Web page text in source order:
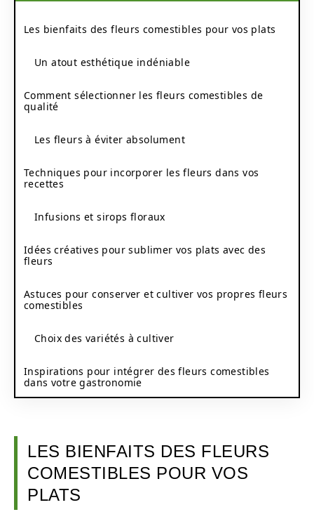
Les bienfaits des fleurs comestibles pour vos plats
Un atout esthétique indéniable
Comment sélectionner les fleurs comestibles de
qualité
Les fleurs à éviter absolument
Techniques pour incorporer les fleurs dans vos
recettes
Infusions et sirops floraux
Idées créatives pour sublimer vos plats avec des
fleurs
Astuces pour conserver et cultiver vos propres fleurs
comestibles
Choix des variétés à cultiver
Inspirations pour intégrer des fleurs comestibles
dans votre gastronomie
LES BIENFAITS DES FLEURS
COMESTIBLES POUR VOS
PLATS